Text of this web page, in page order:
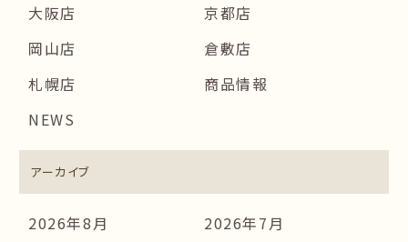
大阪店
京都店
岡山店
倉敷店
札幌店
商品情報
NEWS
アーカイブ
2026年8月
2026年7月